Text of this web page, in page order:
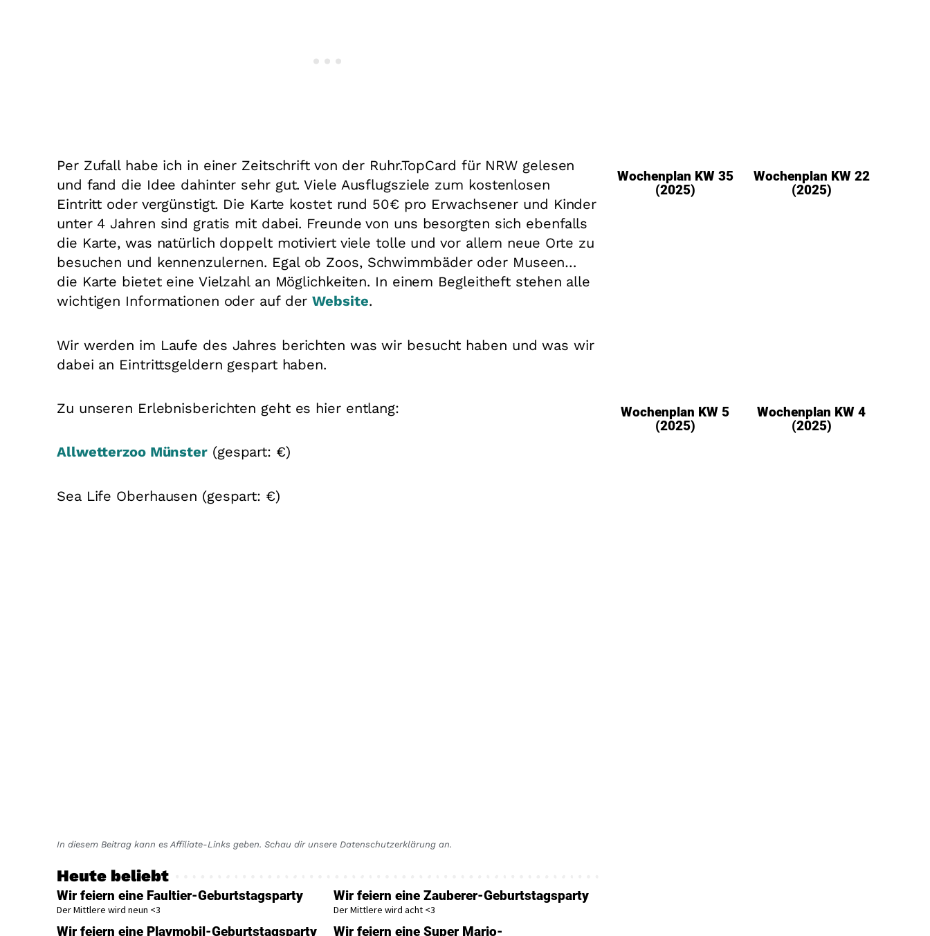
Per Zufall habe ich in einer Zeitschrift von der Ruhr.TopCard für NRW gelesen
und fand die Idee dahinter sehr gut. Viele Ausflugsziele zum kostenlosen
Eintritt oder vergünstigt. Die Karte kostet rund 50€ pro Erwachsener und Kinder
unter 4 Jahren sind gratis mit dabei. Freunde von uns besorgten sich ebenfalls
die Karte, was natürlich doppelt motiviert viele tolle und vor allem neue Orte zu
besuchen und kennenzulernen. Egal ob Zoos, Schwimmbäder oder Museen…
die Karte bietet eine Vielzahl an Möglichkeiten. In einem Begleitheft stehen alle
wichtigen Informationen oder auf derWebsite.
Wir werden im Laufe des Jahres berichten was wir besucht haben und was wir
dabei an Eintrittsgeldern gespart haben.
Zu unseren Erlebnisberichten geht es hier entlang:
Allwetterzoo Münster (gespart: €)
Sea Life Oberhausen (gespart: €)
In diesem Beitrag kann es Affiliate-Links geben. Schau dir unsere Datenschutzerklärung an.
Heute beliebt
Wir feiern eine Faultier-Geburtstagsparty
Der Mittlere wird neun <3
Wir feiern eine Zauberer-Geburtstagsparty
Der Mittlere wird acht <3
Wir feiern eine Playmobil-Geburtstagsparty
Wir feiern eine Super Mario-
Wochenplan KW 35
(2025)
Wochenplan KW 22
(2025)
Wochenplan KW 5
(2025)
Wochenplan KW 4
(2025)